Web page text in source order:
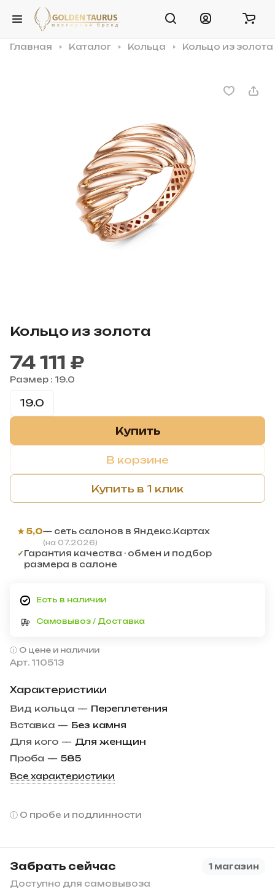
Главная Каталог Кольца Кольцо из золота
Кольцо из золота
Арт. 110513
Характеристики
Вид кольца — Переплетения
Вставка — Без камня
Для кого — Для женщин
Проба — 585
Все характеристики
О пробе и подлинности
Забрать сейчас
1 магазин
Доступно для самовывоза
74 111 ₽
Размер : 19.0
19.0
Купить
В корзине
Купить в 1 клик
★ 5,0— сеть салонов в Яндекс.Картах
(на 07.2026)
✓Гарантия качества · обмен и подбор
размера в салоне
Есть в наличии
Самовывоз / Доставка
О цене и наличии